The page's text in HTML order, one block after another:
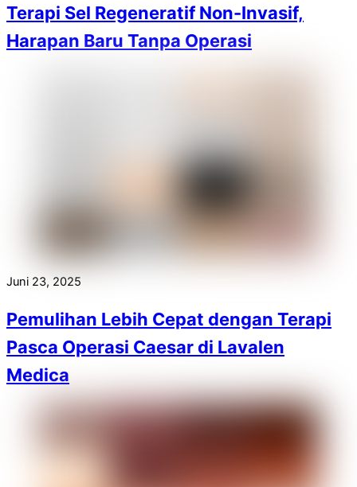
Terapi Sel Regeneratif Non-Invasif,
Harapan Baru Tanpa Operasi
Juni 23, 2025
Pemulihan Lebih Cepat dengan Terapi
Pasca Operasi Caesar di Lavalen
Medica